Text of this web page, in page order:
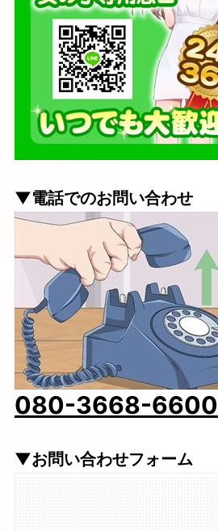
▼電話でのお問い合わせ
080-3668-6600
▼お問い合わせフォーム